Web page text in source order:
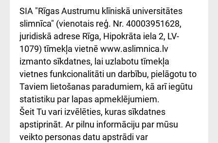
atsauksmju/sūdzību
iesniegšanas
kārtība
Kā pie mums nokļūt
Rēķinu apmaksas
ceļvedis
Rekvizīti un
ārstniecības
Підтримка Східної
лікарні та співпраця з
Україною
SIA "Rīgas Austrumu klīniskā universitātes
slimnīca" (vienotais reģ. Nr. 40003951628,
juridiskā adrese Rīga, Hipokrāta iela 2, LV-
1079) tīmekļa vietnē www.aslimnica.lv
izmanto sīkdatnes, lai uzlabotu tīmekļa
vietnes funkcionalitāti un darbību, pielāgotu to
Taviem lietošanas paradumiem, kā arī iegūtu
statistiku par lapas apmeklējumiem.
Šeit Tu vari izvēlēties, kuras sīkdatnes
apstiprināt. Ar pilnu informāciju par mūsu
veikto personas datu apstrādi var